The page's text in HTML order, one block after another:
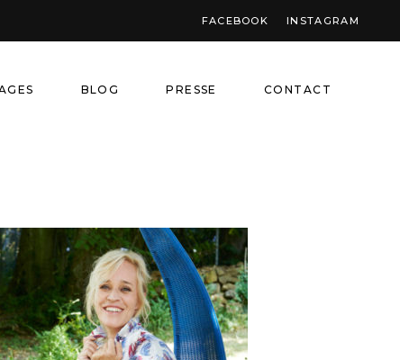
FACEBOOK INSTAGRAM
BLOG PRESSE CONTACT